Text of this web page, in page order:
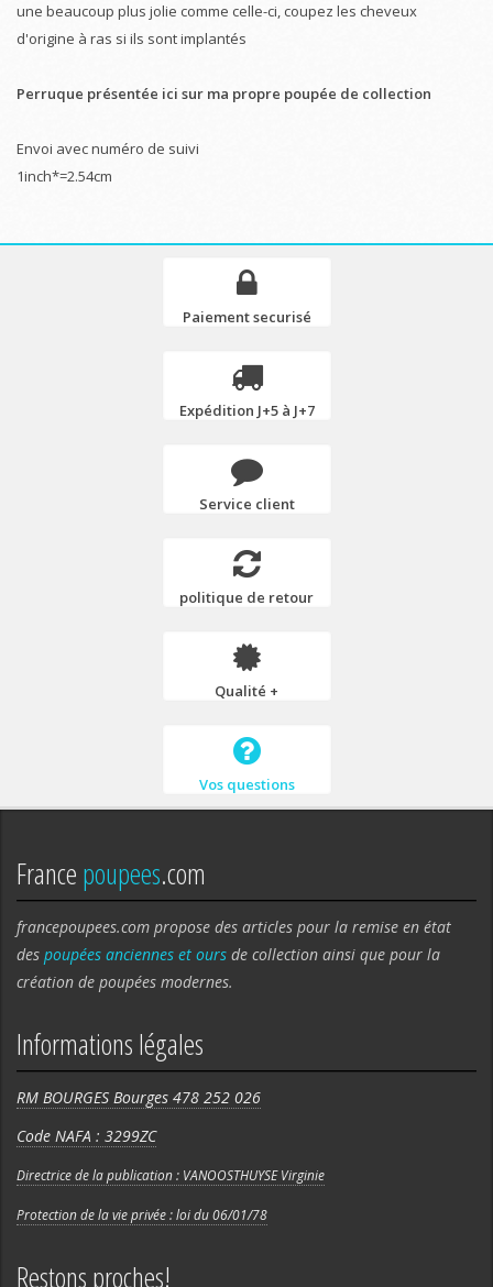
une beaucoup plus jolie comme celle-ci, coupez les cheveux
d'origine à ras si ils sont implantés
Perruque présentée ici sur ma propre poupée de collection
Envoi avec numéro de suivi
1inch*=2.54cm
Paiement securisé
Expédition J+5 à J+7
Service client
politique de retour
Qualité +
Vos questions
Francepoupees.com
francepoupees.com propose des articles pour la remise en état
des poupées anciennes et ours de collection ainsi que pour la
création de poupées modernes.
Informations légales
RM BOURGES Bourges 478 252 026
Code NAFA : 3299ZC
Directrice de la publication : VANOOSTHUYSE Virginie
Protection de la vie privée : loi du 06/01/78
Restons proches!